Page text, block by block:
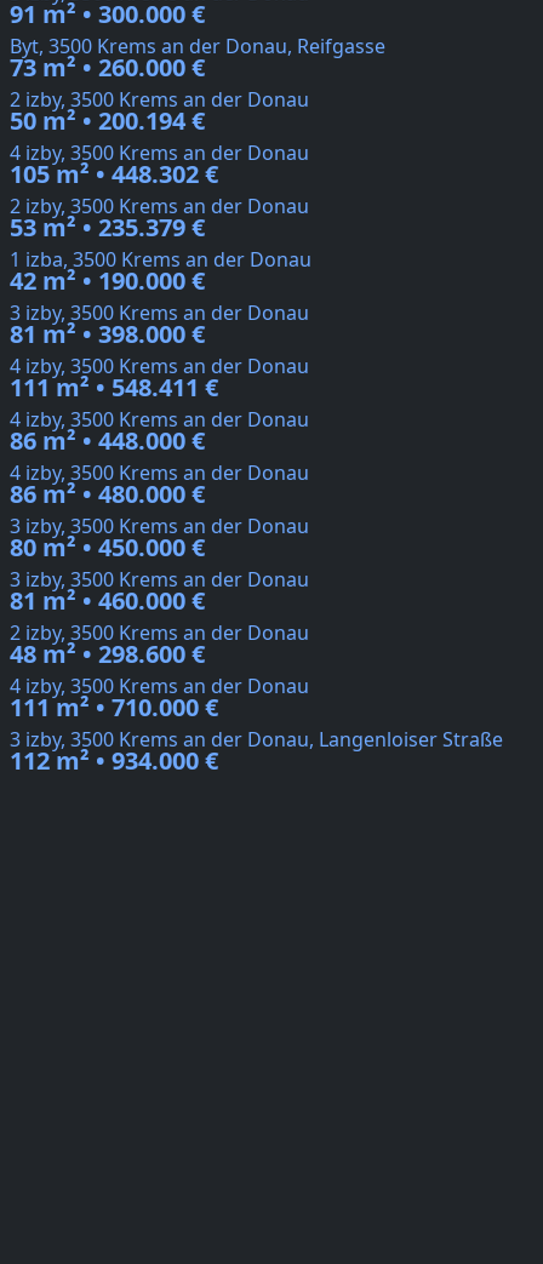
91 m² • 300.000 €
Byt, 3500 Krems an der Donau, Reifgasse
73 m² • 260.000 €
2 izby, 3500 Krems an der Donau
50 m² • 200.194 €
4 izby, 3500 Krems an der Donau
105 m² • 448.302 €
2 izby, 3500 Krems an der Donau
53 m² • 235.379 €
1 izba, 3500 Krems an der Donau
42 m² • 190.000 €
3 izby, 3500 Krems an der Donau
81 m² • 398.000 €
4 izby, 3500 Krems an der Donau
111 m² • 548.411 €
4 izby, 3500 Krems an der Donau
86 m² • 448.000 €
4 izby, 3500 Krems an der Donau
86 m² • 480.000 €
3 izby, 3500 Krems an der Donau
80 m² • 450.000 €
3 izby, 3500 Krems an der Donau
81 m² • 460.000 €
2 izby, 3500 Krems an der Donau
48 m² • 298.600 €
4 izby, 3500 Krems an der Donau
111 m² • 710.000 €
3 izby, 3500 Krems an der Donau, Langenloiser Straße
112 m² • 934.000 €